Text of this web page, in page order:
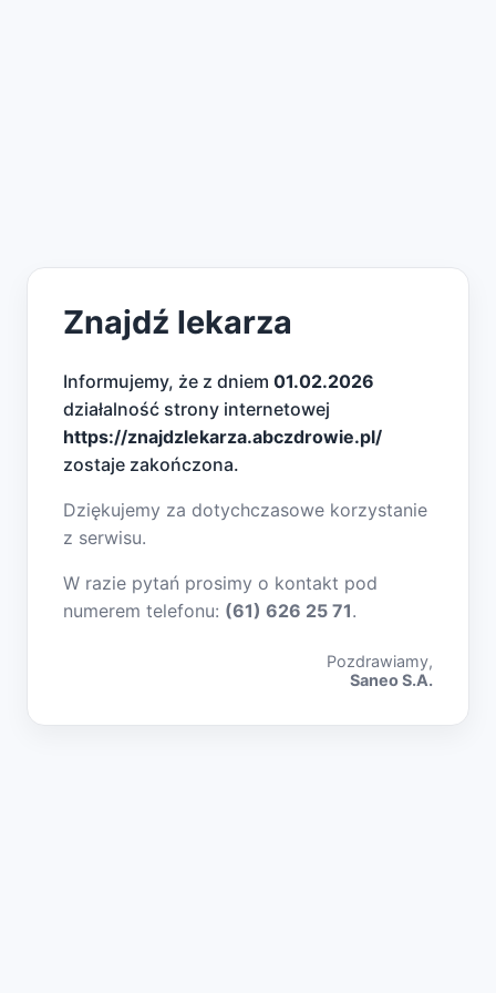
Znajdź lekarza
Informujemy, że z dniem 01.02.2026
działalność strony internetowej
https://znajdzlekarza.abczdrowie.pl/
zostaje zakończona.
Dziękujemy za dotychczasowe korzystanie
z serwisu.
W razie pytań prosimy o kontakt pod
numerem telefonu: (61) 626 25 71.
Pozdrawiamy,
Saneo S.A.